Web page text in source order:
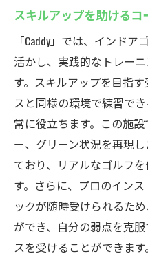
スキルアップを助けるコ
「Caddy」では、インド
活かし、実践的なトレー
す。スキルアップを目指
スと同様の環境で練習で
常に役立ちます。この施
ー、グリーン状況を再現
ており、リアルなゴルフ
す。さらに、プロのイン
ックが随時受けられるた
ができ、自分の弱点を克
スを受けることができま